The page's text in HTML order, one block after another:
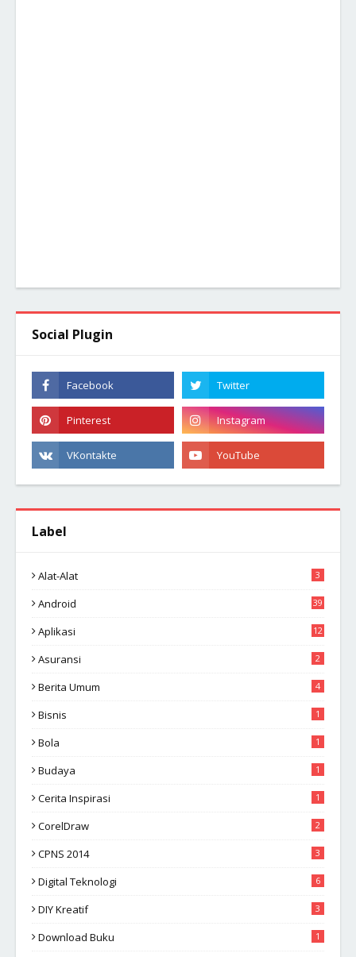
Social Plugin
Label
Alat-Alat 3
Android 39
Aplikasi 12
Asuransi 2
Berita Umum 4
Bisnis 1
Bola 1
Budaya 1
Cerita Inspirasi 1
CorelDraw 2
CPNS 2014 3
Digital Teknologi 6
DIY Kreatif 3
Download Buku 1